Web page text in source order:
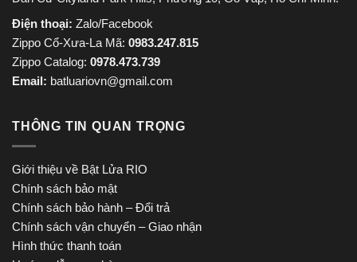
Điện thoại: Zalo/Facebook
Zippo Cổ-Xưa-La Mã: 0983.247.815
Zippo Catalog: 0978.473.739
Email: batluariovn@gmail.com
THÔNG TIN QUAN TRỌNG
Giới thiệu về Bật Lửa RIO
Chính sách bảo mật
Chính sách bảo hành – Đổi trả
Chính sách vận chuyển – Giao nhận
Hình thức thanh toán